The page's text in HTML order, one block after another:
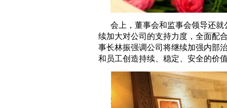
会上，董事会和监事会领导还
续加大对公司的支持力度，全面配
事长林振强调公司将继续加强内部
和员工创造持续、稳定、安全的价